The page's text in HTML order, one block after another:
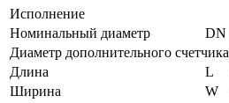
Исполнение
Номинальный диаметр
DN
Диаметр дополнительного счетчика
Длина
L
Ширина
W